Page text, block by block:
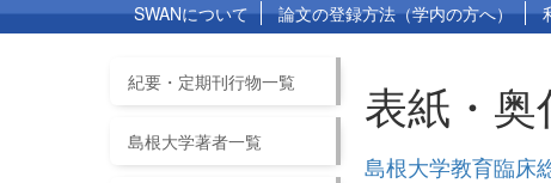
SWANについて 論文の登録方法（学内の方へ）
紀要・定期刊行物一覧
島根大学著者一覧
表紙・
島根大学教育臨床